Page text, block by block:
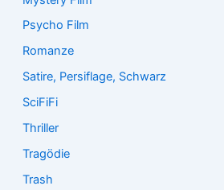
Psycho Film
Romanze
Satire, Persiflage, Schwarz
SciFiFi
Thriller
Tragödie
Trash